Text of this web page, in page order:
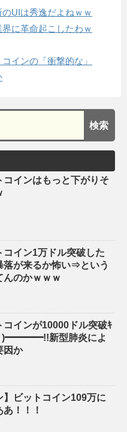
のUIは秀逸だよねｗｗ
に革命起こしたわｗ
インの「衝撃的な」
コインはもっと下がりそ
コイン1万ドル突破した
落が来るか怖い⇒という
んのかｗｗｗ
コインが10000ドル突破ｷ
新型肺炎によ
因か
】ビットコイン109万に
！！！